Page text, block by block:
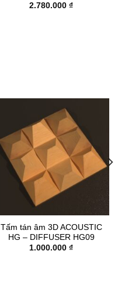
2.780.000 ₫
Tấm tán âm 3D ACOUSTIC
HG – DIFFUSER HG09
1.000.000 ₫